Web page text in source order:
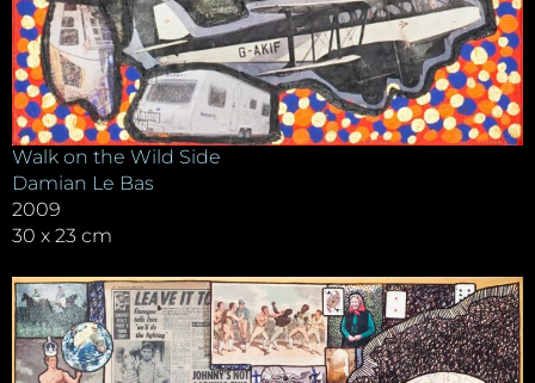
Walk on the Wild Side
Damian Le Bas
2009
30 x 23 cm